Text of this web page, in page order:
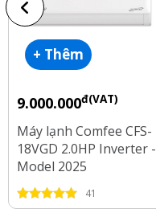
+ Thêm
9.000.000đ(VAT)
Máy lạnh Comfee CFS-
18VGD 2.0HP Inverter -
Model 2025
41